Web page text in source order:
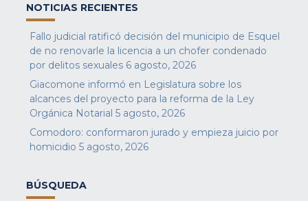
NOTICIAS RECIENTES
Fallo judicial ratificó decisión del municipio de Esquel
de no renovarle la licencia a un chofer condenado
por delitos sexuales 6 agosto, 2026
Giacomone informó en Legislatura sobre los
alcances del proyecto para la reforma de la Ley
Orgánica Notarial 5 agosto, 2026
Comodoro: conformaron jurado y empieza juicio por
homicidio 5 agosto, 2026
BÚSQUEDA